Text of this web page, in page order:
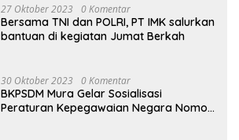
27 Oktober 2023 0 Komentar
Bersama TNI dan POLRI, PT IMK salurkan
bantuan di kegiatan Jumat Berkah
30 Oktober 2023 0 Komentar
BKPSDM Mura Gelar Sosialisasi
Peraturan Kepegawaian Negara Nomor